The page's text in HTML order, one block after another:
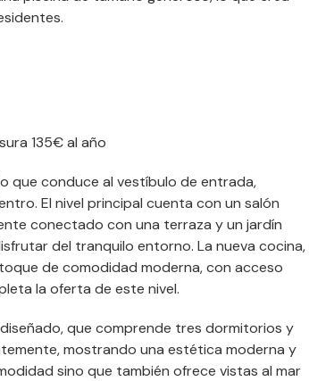
135€ al año
que conduce al vestíbulo de entrada,
El nivel principal cuenta con un salón
conectado con una terraza y un jardín
del tranquilo entorno. La nueva cocina,
de comodidad moderna, con acceso
la oferta de este nivel.
que comprende tres dormitorios y
mostrando una estética moderna y
sino que también ofrece vistas al mar